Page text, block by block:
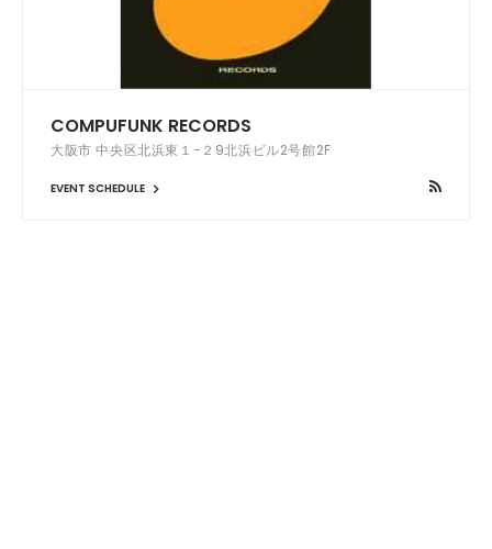
COMPUFUNK RECORDS
大阪市 中央区北浜東１−２9北浜ビル2号館2F
EVENT SCHEDULE